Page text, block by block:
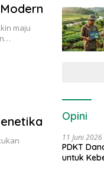
maju
Opini
11 Juni 2026
PDKT
untuk